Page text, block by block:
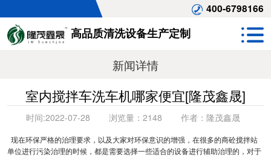
400-6798166
高品质清洗设备生产定制
新闻详情
室内搅拌车洗车机哪家便宜[隆茂鑫晟]
时间:2022-07-28 浏览量： 2148 作者： 隆茂鑫晟
现在环保严格的治理要求，以及大家对环保意识的增强，在很多的商砼搅拌站
单位进行污染治理的时候，都是需要选择一些适合的设备进行辅助治理的，对于